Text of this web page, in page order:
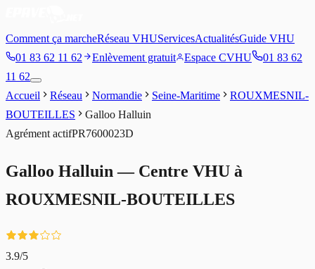
Comment ça marcheRéseau VHUServicesActualitésGuide VHU
01 83 62 11 62
Enlèvement gratuit Espace CVHU
01 83 62
11 62
Accueil
Réseau Normandie Seine-Maritime
ROUXMESNIL-
BOUTEILLES
Galloo Halluin
Agrément actifPR7600023D
Galloo Halluin — Centre VHU à
ROUXMESNIL-BOUTEILLES
3.9/5